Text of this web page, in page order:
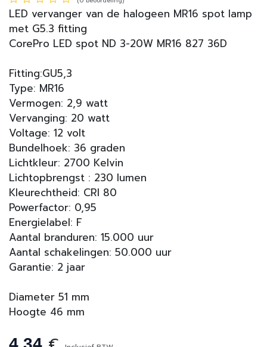
LED vervanger van de halogeen MR16 spot lamp
met G5.3 fitting
CorePro LED spot ND 3-20W MR16 827 36D
Fitting:GU5,3
Type: MR16
Vermogen: 2,9 watt
Vervanging: 20 watt
Voltage: 12 volt
Bundelhoek: 36 graden
Lichtkleur: 2700 Kelvin
Lichtopbrengst : 230 lumen
Kleurechtheid: CRI 80
Powerfactor: 0,95
Energielabel: F
Aantal branduren: 15.000 uur
Aantal schakelingen: 50.000 uur
Garantie: 2 jaar
Diameter 51 mm
Hoogte 46 mm